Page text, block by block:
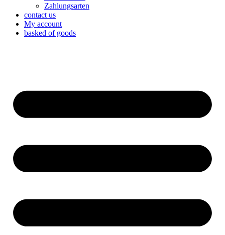
Zahlungsarten
contact us
My account
basked of goods